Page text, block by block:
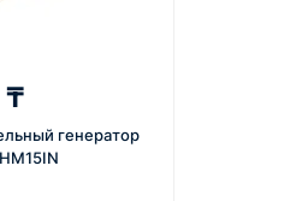
₸
генератор